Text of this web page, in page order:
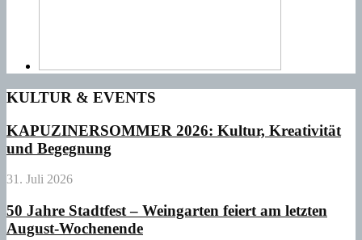
KULTUR & EVENTS
KAPUZINERSOMMER 2026: Kultur, Kreativität
und Begegnung
31. Juli 2026
50 Jahre Stadtfest – Weingarten feiert am letzten
August-Wochenende